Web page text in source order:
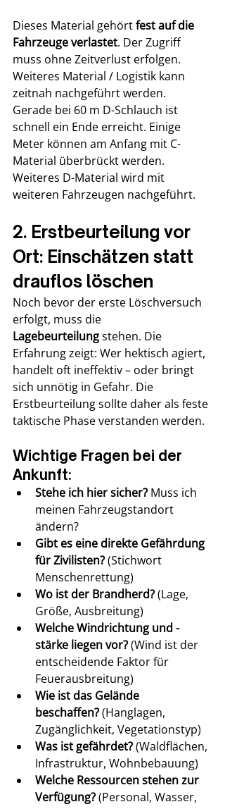
Dieses Material gehört fest auf die
Fahrzeuge verlastet. Der Zugriff
muss ohne Zeitverlust erfolgen.
Weiteres Material / Logistik kann
zeitnah nachgeführt werden.
Gerade bei 60 m D-Schlauch ist
schnell ein Ende erreicht. Einige
Meter können am Anfang mit C-
Material überbrückt werden.
Weiteres D-Material wird mit
weiteren Fahrzeugen nachgeführt.
2. Erstbeurteilung vor
Ort: Einschätzen statt
drauflos löschen
Noch bevor der erste Löschversuch
erfolgt, muss die
Lagebeurteilung stehen. Die
Erfahrung zeigt: Wer hektisch agiert,
handelt oft ineffektiv – oder bringt
sich unnötig in Gefahr. Die
Erstbeurteilung sollte daher als feste
taktische Phase verstanden werden.
Wichtige Fragen bei der
Ankunft:
Stehe ich hier sicher? Muss ich
meinen Fahrzeugstandort
ändern?
Gibt es eine direkte Gefährdung
für Zivilisten? (Stichwort
Menschenrettung)
Wo ist der Brandherd? (Lage,
Größe, Ausbreitung)
Welche Windrichtung und -
stärke liegen vor? (Wind ist der
entscheidende Faktor für
Feuerausbreitung)
Wie ist das Gelände
beschaffen? (Hanglagen,
Zugänglichkeit, Vegetationstyp)
Was ist gefährdet? (Waldflächen,
Infrastruktur, Wohnbebauung)
Welche Ressourcen stehen zur
Verfügung? (Personal, Wasser,